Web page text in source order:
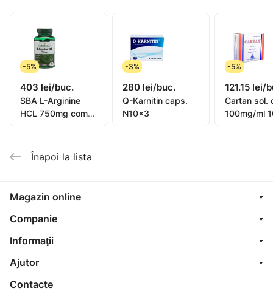
Scăderea imunității
Diminuarea sau absența libidoului Combateți
îmbătrânirea
Scadere glicemiei
Boli cardiovasculare
Boli de piele
-5%
403 lei/buc.
SBA L-Arginine
HCL 750mg comp.
-3%
280 lei/buc.
Q-Karnitin caps.
N10x3
-5%
121.15 lei/
Cartan sol.
100mg/ml
Înapoi la lista
Magazin online
Companie
Informaţii
Ajutor
Contacte